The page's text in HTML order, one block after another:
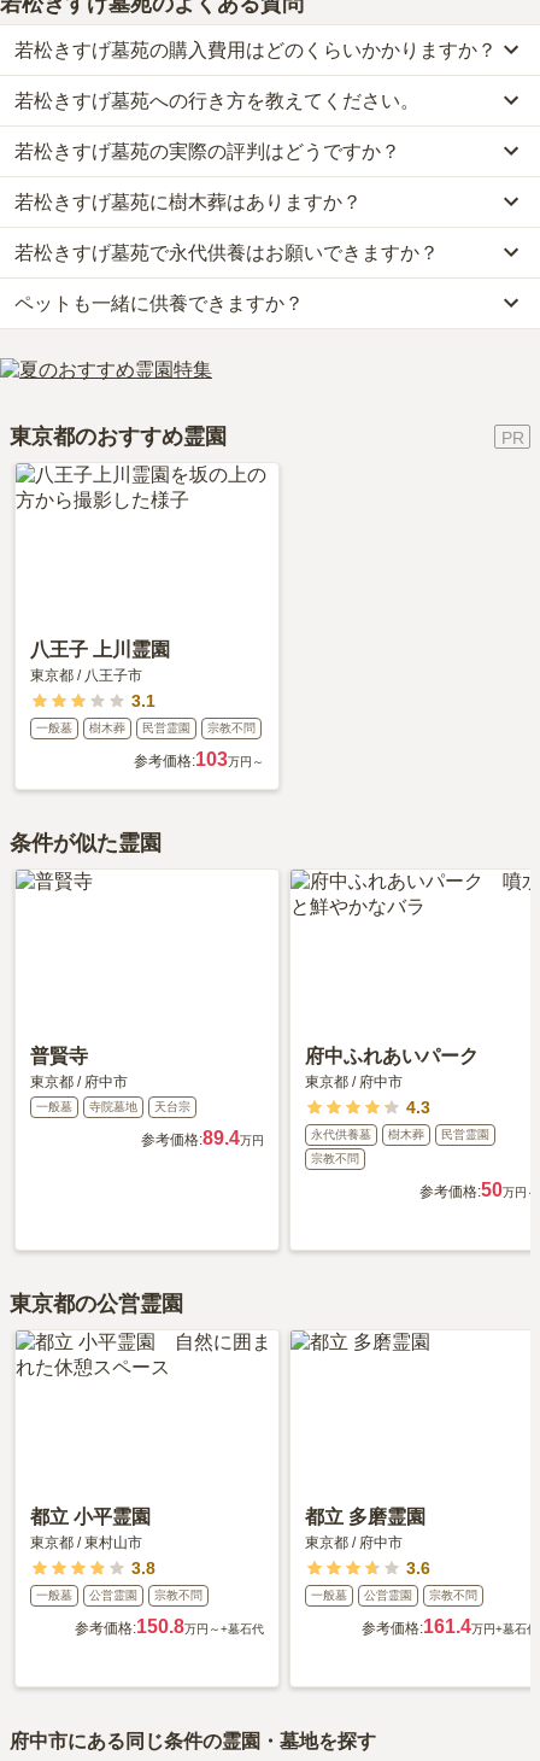
若松きすげ墓苑の購入費用はどのくらいかかりますか？
若松きすげ墓苑では、一般墓が約145万円から、樹木葬が約64.8万
円からお求めいただけます。
なお、若松きすげ墓苑がある東京都の相場は、一般墓が約136万円
（墓石代別途）、樹木葬が約82万円です。
お墓は、価格が高いものがよい、安いものが悪い、という訳ではあ
きる場所を選ぶことです。
若松きすげ墓苑への行き方を教えてください。
公共交通機関の場合、京王線「東府中」駅から府中市コミュニティ
バス・ちゅうバスです。
詳しいルートや地図は、本ページの「地図・交通アクセス」欄をご
確認ください。
若松きすげ墓苑の実際の評判はどうですか？
若松きすげ墓苑の口コミはまだ投稿されておりません。
口コミはあくまで一つの目安です。資料請求や現地見学を通して、
ご自身の目で雰囲気を確認してみることをおすすめします。
若松きすげ墓苑に樹木葬はありますか？
はい、若松きすげ墓苑には6種類の樹木葬がございます。
費用は、約64.8万円からとなっております。
若松きすげ墓苑がある東京都の樹木葬の相場価格は、約82万円で
す。
樹木葬 について詳しく知りたい方は『
若松きすげ墓苑で永代供養はお願いできますか？
はい、若松きすげ墓苑は永代供養に対応しています。
費用は、約64.8万円からとなっております。
若松きすげ墓苑がある東京都の永代供養墓の相場価格は、約88万円
です。
解説！』をご覧ください。
ペットも一緒に供養できますか？
はい、若松きすげ墓苑はペット供養に対応しております。
大切な家族の一員であるペットも供養できるプランをご用意してお
東京都のおすすめ霊園
八王子 上川霊園
東京都 / 八王子市
3.1
一般墓 樹木葬 民営霊園 宗教不問
参考価格:103万円～
条件が似た霊園
普賢寺
東京都 / 府中市
一般墓 寺院墓地 天台宗
参考価格:89.4万円
府中ふれあいパーク
東京都 / 府中市
4.3
永代供養墓 樹木葬
民営霊園
宗教不問
参考価格:50万円～
東京都の公営霊園
都立 小平霊園
東京都 /東村山市
3.8
一般墓 公営霊園 宗教不問
参考価格:150.8万円～+墓石代
都立 多磨霊園
東京都 / 府中市
3.6
一般墓 公営霊園 宗教不問
参考価格:161.4万円+墓石代
府中市にある同じ条件の霊園・墓地を探す